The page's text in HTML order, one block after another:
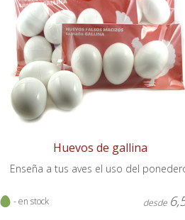
Huevos de gallina
Enseña a tus aves el uso del
- en stock desde